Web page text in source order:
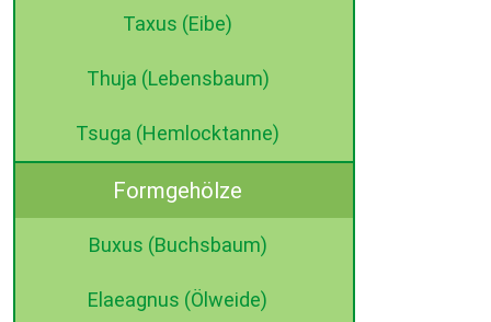
Taxus (Eibe)
Thuja (Lebensbaum)
Tsuga (Hemlocktanne)
Formgehölze
Buxus (Buchsbaum)
Elaeagnus (Ölweide)